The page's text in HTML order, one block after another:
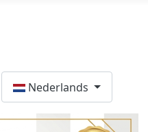
Nederlands